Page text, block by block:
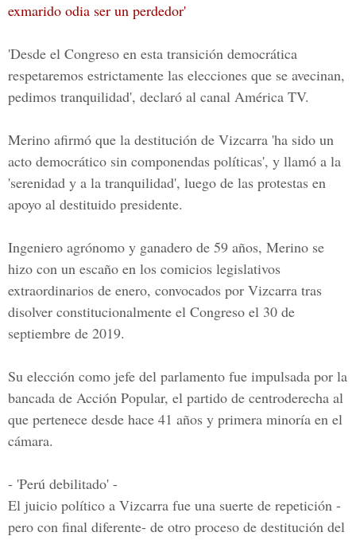
exmarido odia ser un perdedor'
'Desde el Congreso en esta transición democrática
respetaremos estrictamente las elecciones que se avecinan,
pedimos tranquilidad', declaró al canal América TV.
Merino afirmó que la destitución de Vizcarra 'ha sido un
acto democrático sin componendas políticas', y llamó a la
'serenidad y a la tranquilidad', luego de las protestas en
apoyo al destituido presidente.
Ingeniero agrónomo y ganadero de 59 años, Merino se
hizo con un escaño en los comicios legislativos
extraordinarios de enero, convocados por Vizcarra tras
disolver constitucionalmente el Congreso el 30 de
septiembre de 2019.
Su elección como jefe del parlamento fue impulsada por la
bancada de Acción Popular, el partido de centroderecha al
que pertenece desde hace 41 años y primera minoría en el
cámara.
- 'Perú debilitado' -
El juicio político a Vizcarra fue una suerte de repetición -
pero con final diferente- de otro proceso de destitución del